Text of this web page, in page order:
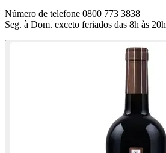
Número de telefone 0800 773 3838
Seg. à Dom. exceto feriados das 8h às 20h